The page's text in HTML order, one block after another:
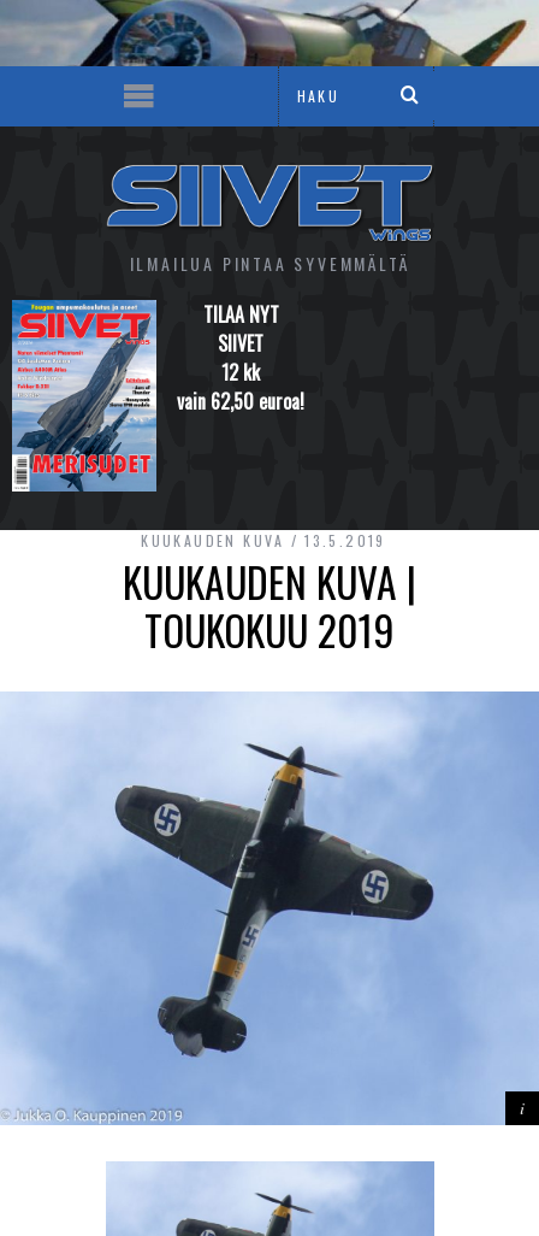
ILMAILUA PINTAA SYVEMMÄLTÄ
TILAA NYT
SIIVET
12 kk
vain 62,50 euroa!
KUUKAUDEN KUVA 13.5.2019
KUUKAUDEN KUVA |
TOUKOKUU 2019